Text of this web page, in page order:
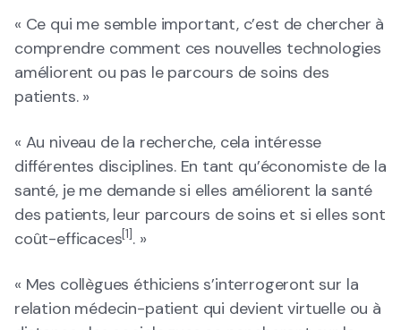
« Ce qui me semble important, c’est de chercher à
comprendre comment ces nouvelles technologies
améliorent ou pas le parcours de soins des
patients. »
« Au niveau de la recherche, cela intéresse
différentes disciplines. En tant qu’économiste de la
santé, je me demande si elles améliorent la santé
des patients, leur parcours de soins et si elles sont
coût-efficaces [1] . »
« Mes collègues éthiciens s’interrogeront sur la
relation médecin-patient qui devient virtuelle ou à